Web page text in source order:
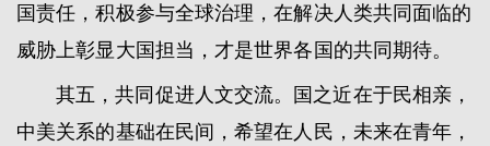
国责任，积极参与全球治理，在解决人类共同面临的
威胁上彰显大国担当，才是世界各国的共同期待。
其五，共同促进人文交流。国之近在于民相亲，
中美关系的基础在民间，希望在人民，未来在青年，